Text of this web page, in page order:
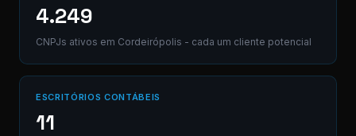
4.249
CNPJs ativos em Cordeirópolis - cada um cliente potencial
ESCRITÓRIOS CONTÁBEIS
11